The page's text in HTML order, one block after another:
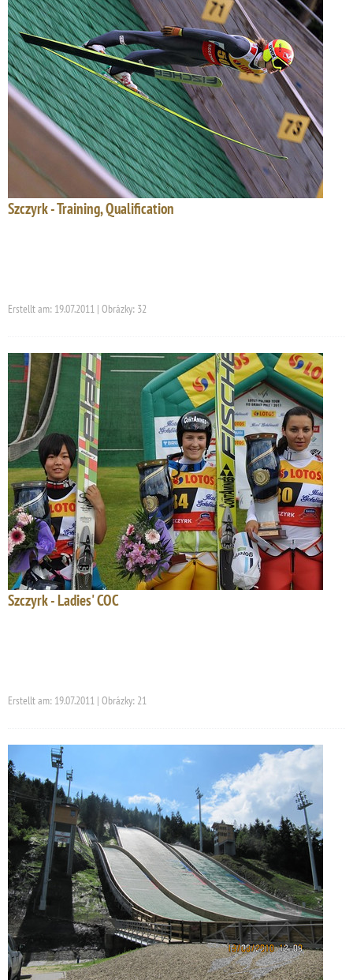
Szczyrk - Training, Qualification
Erstellt am: 19.07.2011 | Obrázky: 32
Szczyrk - Ladies' COC
Erstellt am: 19.07.2011 | Obrázky: 21